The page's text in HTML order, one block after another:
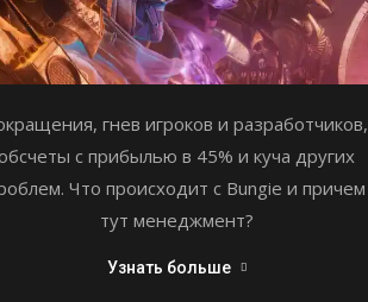
гнев игроков и разработчиков,
с прибылью в 45% и куча других
Что происходит с Bungie и причем
тут менеджмент?
Узнать больше